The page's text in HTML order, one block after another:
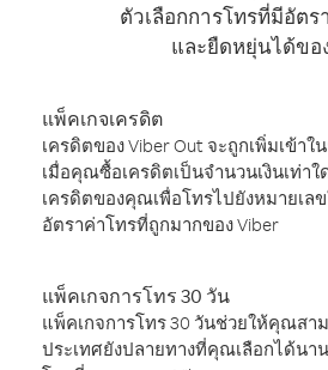
ตัวเลือกการโทรที่มีอัตร
และยืดหยุ่นได้ขอ
แพ็คเกจเครดิต
เครดิตของ Viber Out จะถูกเพิ่มเข้า
เมื่อคุณซื้อเครดิตเป็นจำนวนเงินเท่า
เครดิตของคุณเพื่อโทรไปยังหมายเล
อัตราค่าโทรที่ถูกมากของ Viber
แพ็คเกจการโทร 30 วัน
แพ็คเกจการโทร 30 วันช่วยให้คุณสา
ประเทศยังปลายทางที่คุณเลือกได้นา